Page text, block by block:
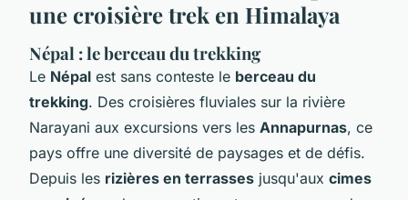
une croisière trek en Himalaya
Népal : le berceau du trekking
Le Népal est sans conteste le berceau du
trekking. Des croisières fluviales sur la rivière
Narayani aux excursions vers les Annapurnas, ce
pays offre une diversité de paysages et de défis.
Depuis les rizières en terrasses jusqu'aux cimes